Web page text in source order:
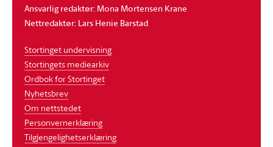
Ansvarlig redaktør: Mona Mortensen Krane
Nettredaktør: Lars Henie Barstad
Stortinget undervisning
Stortingets mediearkiv
Ordbok for Stortinget
Nyhetsbrev
Om nettstedet
Personvernerklæring
Tilgjengelighetserklæring